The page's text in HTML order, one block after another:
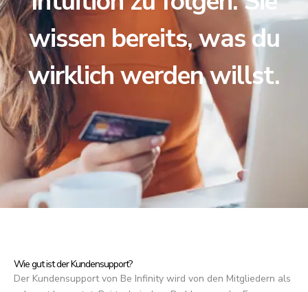
wissen bereits, was du
wirklich werden willst.
Wie gut ist der Kundensupport?
Der Kundensupport von Be Infinity wird von den Mitgliedern als